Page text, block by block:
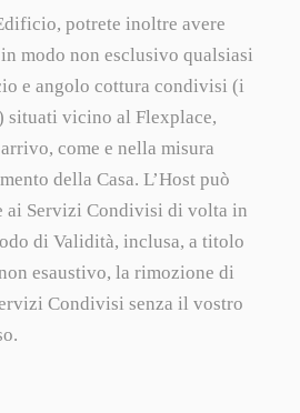
potrete inoltre avere
modo non esclusivo qualsiasi
e angolo cottura condivisi (i
situati vicino al Flexplace,
come e nella misura
della Casa. L’Host può
ai Servizi Condivisi di volta in
di Validità, inclusa, a titolo
esaustivo, la rimozione di
Condivisi senza il vostro